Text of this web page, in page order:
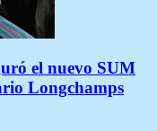
el nuevo SUM
Longchamps